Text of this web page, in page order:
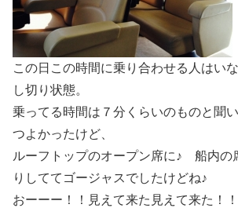
この日この時間に乗り合わせる人はい
し切り状態。
乗ってる時間は７分くらいのものと聞
つよかったけど、
ルーフトップのオープン席に♪ 船内の
りしててゴージャスでしたけどね♪
おーーー！！見えて来た見えて来た！！